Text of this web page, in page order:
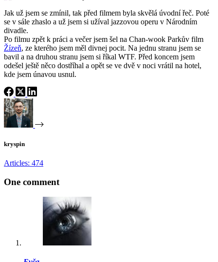
Jak už jsem se zmínil, tak před filmem byla skvělá úvodní řeč. Poté
se v sále zhaslo a už jsem si užíval jazzovou operu v Národním
divadle.
Po filmu zpět k práci a večer jsem šel na Chan-wook Parkův film
Žízeň, ze kterého jsem měl divnej pocit. Na jednu stranu jsem se
bavil a na druhou stranu jsem si říkal WTF. Před koncem jsem
odešel ještě něco dostříhal a opět se ve dvě v noci vrátil na hotel,
kde jsem únavou usnul.
kryspin
Articles: 474
One comment